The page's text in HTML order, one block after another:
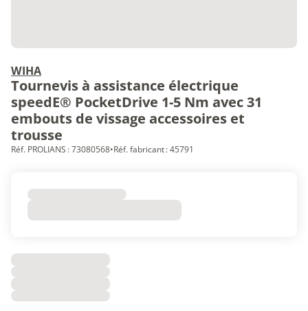
WIHA
Tournevis à assistance électrique
speedE® PocketDrive 1-5 Nm avec 31
embouts de vissage accessoires et
trousse
Réf. PROLIANS : 73080568•Réf. fabricant : 45791